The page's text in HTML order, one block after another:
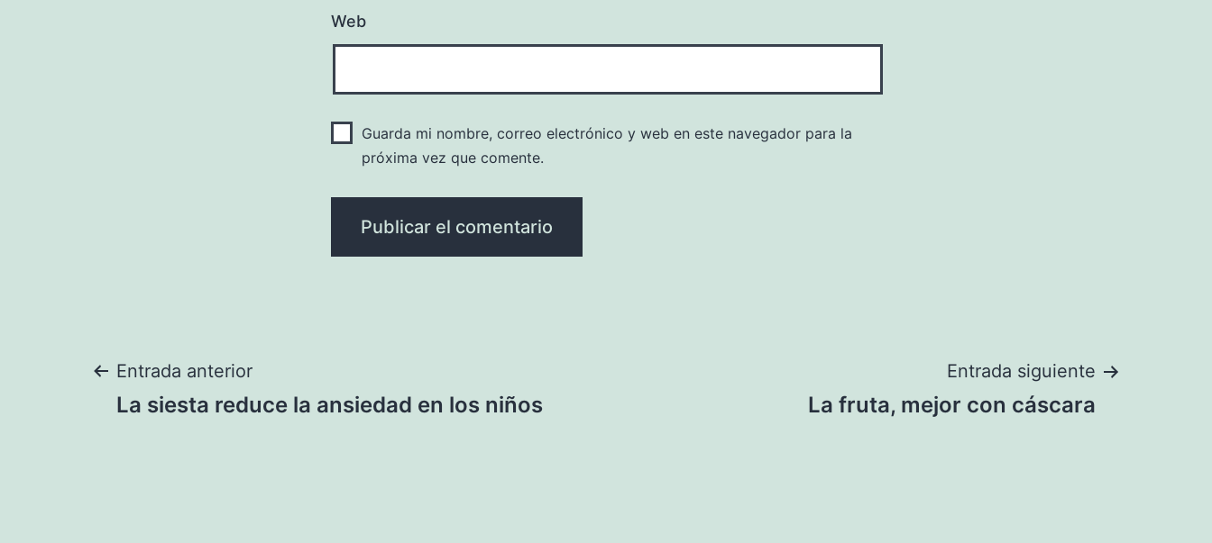
Web
Guarda mi nombre, correo electrónico y web en este navegador para la
próxima vez que comente.
Navegación
Entrada anterior
La siesta reduce la ansiedad en los niños
Entrada siguiente
La fruta, mejor con cáscara